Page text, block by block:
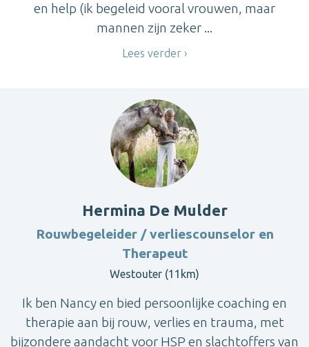
en help (ik begeleid vooral vrouwen, maar
mannen zijn zeker ...
Lees verder
Hermina De Mulder
Rouwbegeleider / verliescounselor en
Therapeut
Westouter (11km)
Ik ben Nancy en bied persoonlijke coaching en
therapie aan bij rouw, verlies en trauma, met
bijzondere aandacht voor HSP en slachtoffers van